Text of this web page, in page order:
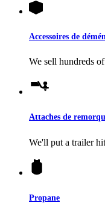
Accessoires de
We sell hundreds
Attaches de
We'll put a trailer
Propane